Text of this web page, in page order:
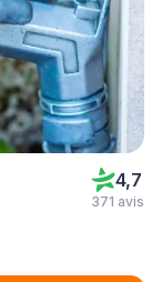
4,7
371 avis